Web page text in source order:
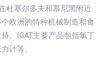
杜塞尔多夫和慕尼黑附近
欧洲的特种机械制造和食
。IGAT主要产品包括氯丁
计等。